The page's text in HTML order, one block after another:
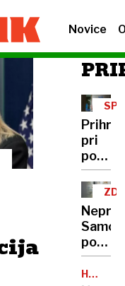
Novice
pri
med
bodo
očitno
HUDA